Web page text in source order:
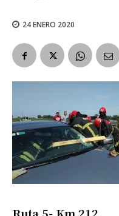
24 ENERO 2020